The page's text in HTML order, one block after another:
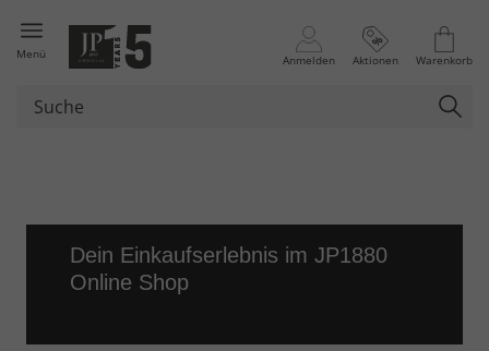
Menü Anmelden Aktionen Warenkorb